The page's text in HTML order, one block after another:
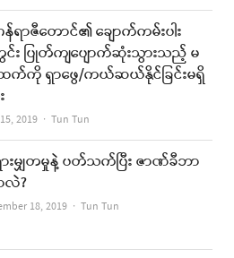
ရာဇီတောင်၏ ချောက်ကမ်းပါး
း ပြုတ်ကျပျောက်ဆုံးသွားသည့် မ
က်ကို ရှာဖွေ/ကယ်ဆယ်နိုင်ခြင်းမရှိ
2019 Author
Tun Tun
းမျှတမှုနဲ့ ပတ်သက်ပြီး ဇာဏ်ခီဘာ
လဲ?
18, 2019 Author
Tun Tun